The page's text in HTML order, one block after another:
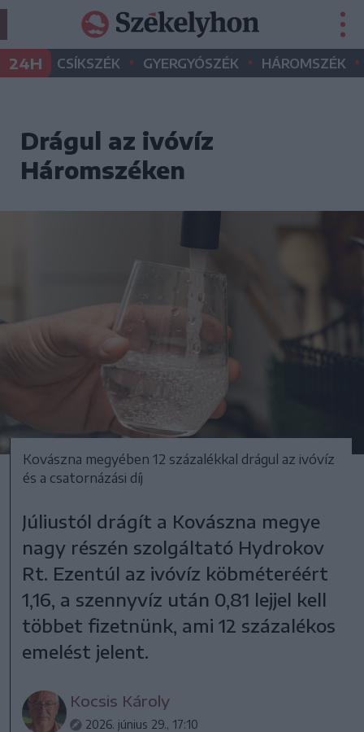
24H CSÍKSZÉK • GYERGYÓSZÉK • HÁROMSZÉK •
Drágul az ivóvíz
Háromszéken
Kovászna megyében 12 százalékkal drágul az ivóvíz
és a csatornázási díj
Júliustól drágít a Kovászna megye
nagy részén szolgáltató Hydrokov
Rt. Ezentúl az ivóvíz köbméteréért
1,16, a szennyvíz után 0,81 lejjel kell
többet fizetnünk, ami 12 százalékos
emelést jelent.
Kocsis Károly
2026. június 29., 17:10